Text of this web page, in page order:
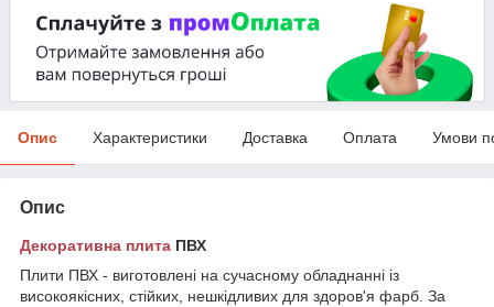
Опис Характеристики Доставка Оплата Умови
Опис
Декоративна плита ПВХ
Плити ПВХ - виготовлені на сучасному обладнанні із
високоякісних, стійких, нешкідливих для здоров'я фарб. За